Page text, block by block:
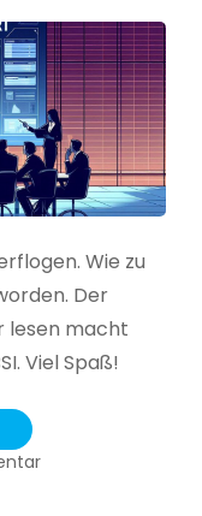
Wie zu
Der
lesen macht
Viel Spaß!
zu